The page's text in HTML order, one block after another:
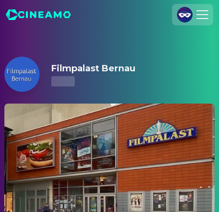
Impressum
Datenschutzerklärung
Datenschutzeinstellungen
Filmpalast Bernau